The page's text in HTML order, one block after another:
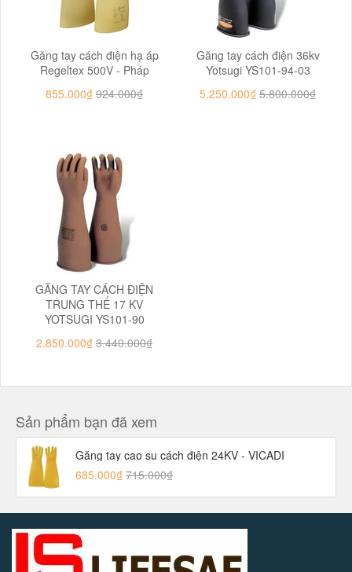
Găng tay cách điện hạ áp
Regeltex 500V - Pháp
855.000₫ 924.000₫
Găng tay cách điện 36kv
Yotsugi YS101-94-03
5.250.000₫ 5.800.000₫
GĂNG TAY CÁCH ĐIỆN
TRUNG THẾ 17 KV
YOTSUGI YS101-90
2.850.000₫ 3.440.000₫
Sản phẩm bạn đã xem
Găng tay cao su cách điện 24KV - VICADI
685.000₫ 715.000₫